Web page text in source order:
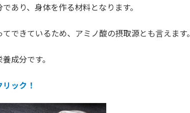
あり、身体を作る材料となります。
できているため、アミノ酸の摂取源とも言えます。
成分です。
ック！